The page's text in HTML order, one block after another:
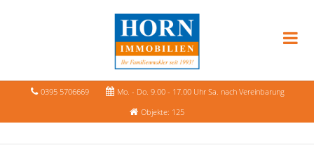
0395 5706669
Mo. - Do. 9.00 - 17.00 Uhr Sa. nach Vereinbarung
Objekte: 125